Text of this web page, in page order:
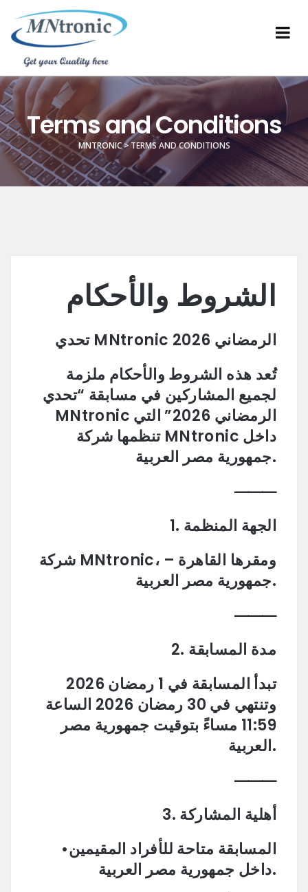
Terms and Conditions
MNTRONIC>TERMS AND CONDITIONS
الشروط والأحكام
تحدي MNtronic الرمضاني 2026
تُعد هذه الشروط والأحكام ملزمة
لجميع المشاركين في مسابقة “تحدي
MNtronic الرمضاني 2026” التي
تنظمها شركة MNtronic داخل
جمهورية مصر العربية.
⸻
1. الجهة المنظمة
شركة MNtronic، ومقرها القاهرة –
جمهورية مصر العربية.
⸻
2. مدة المسابقة
تبدأ المسابقة في 1 رمضان 2026
وتنتهي في 30 رمضان 2026 الساعة
11:59 مساءً بتوقيت جمهورية مصر
العربية.
⸻
3. أهلية المشاركة
•المسابقة متاحة للأفراد المقيمين
داخل جمهورية مصر العربية.